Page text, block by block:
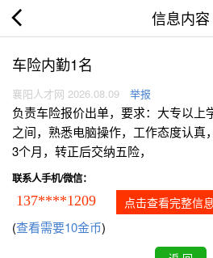
信息内容
车险内勤1名
襄阳人才网 2026.08.09 举报
负责车险报价出单，要求：大专以上
之间，熟悉电脑操作，工作态度认真
3个月，转正后交纳五险，
联系人手机/微信：
137****1209 点击查看完整信息
(查看需要10金币)